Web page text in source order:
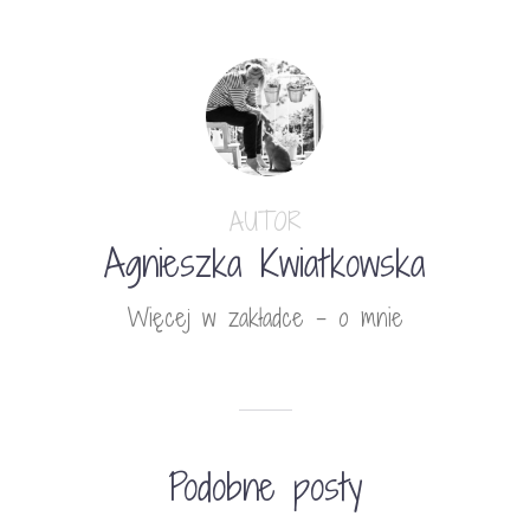
AUTOR
Agnieszka Kwiatkowska
Więcej w zakładce - o mnie
Podobne posty